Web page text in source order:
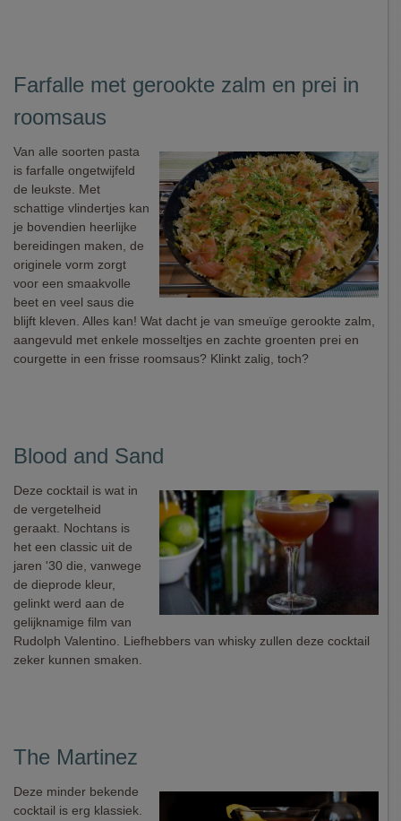
Farfalle met gerookte zalm en prei in
roomsaus
Van alle soorten pasta
is farfalle ongetwijfeld
de leukste. Met
schattige vlindertjes kan
je bovendien heerlijke
bereidingen maken, de
originele vorm zorgt
voor een smaakvolle
beet en veel saus die
blijft kleven. Alles kan! Wat dacht je van smeuïge gerookte zalm,
aangevuld met enkele mosseltjes en zachte groenten prei en
courgette in een frisse roomsaus? Klinkt zalig, toch?
Blood and Sand
Deze cocktail is wat in
de vergetelheid
geraakt. Nochtans is
het een classic uit de
jaren '30 die, vanwege
de dieprode kleur,
gelinkt werd aan de
gelijknamige film van
Rudolph Valentino. Liefhebbers van whisky zullen deze cocktail
zeker kunnen smaken.
The Martinez
Deze minder bekende
cocktail is erg klassiek.